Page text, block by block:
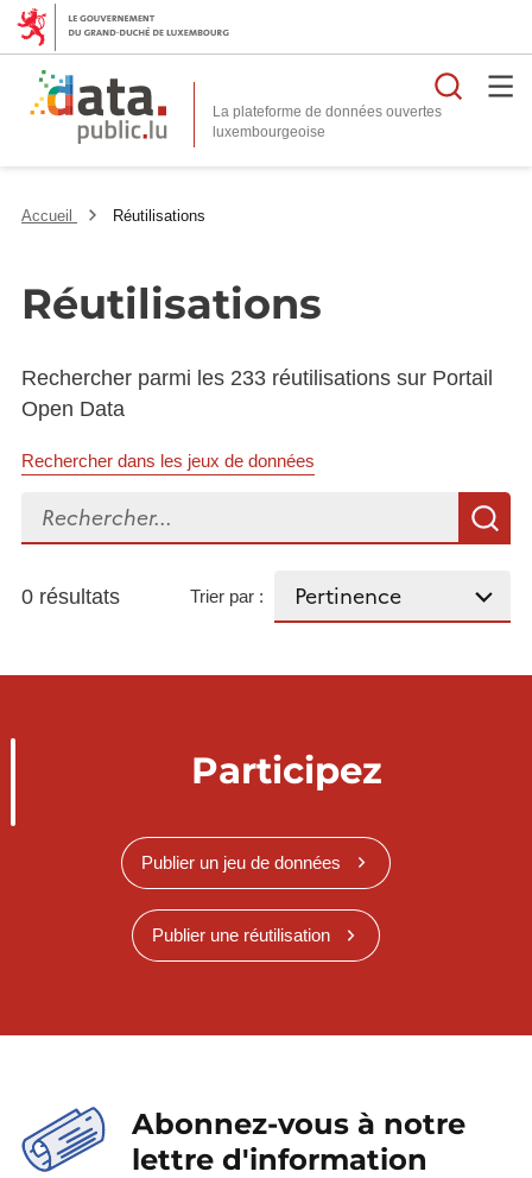
La plateforme de données ouvertes
Accueil Réutilisations
Réutilisations
Rechercher parmi les 233 réutilisations sur Portail
Open Data
Rechercher dans les jeux de données
Rechercher...
0 résultats Trier par :
Participez
Publier un jeu de données
Publier une réutilisation
Abonnez-vous à notre
lettre d'information